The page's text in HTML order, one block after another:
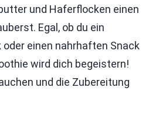
und Haferflocken einen
Egal, ob du ein
einen nahrhaften Snack
wird dich begeistern!
und die Zubereitung